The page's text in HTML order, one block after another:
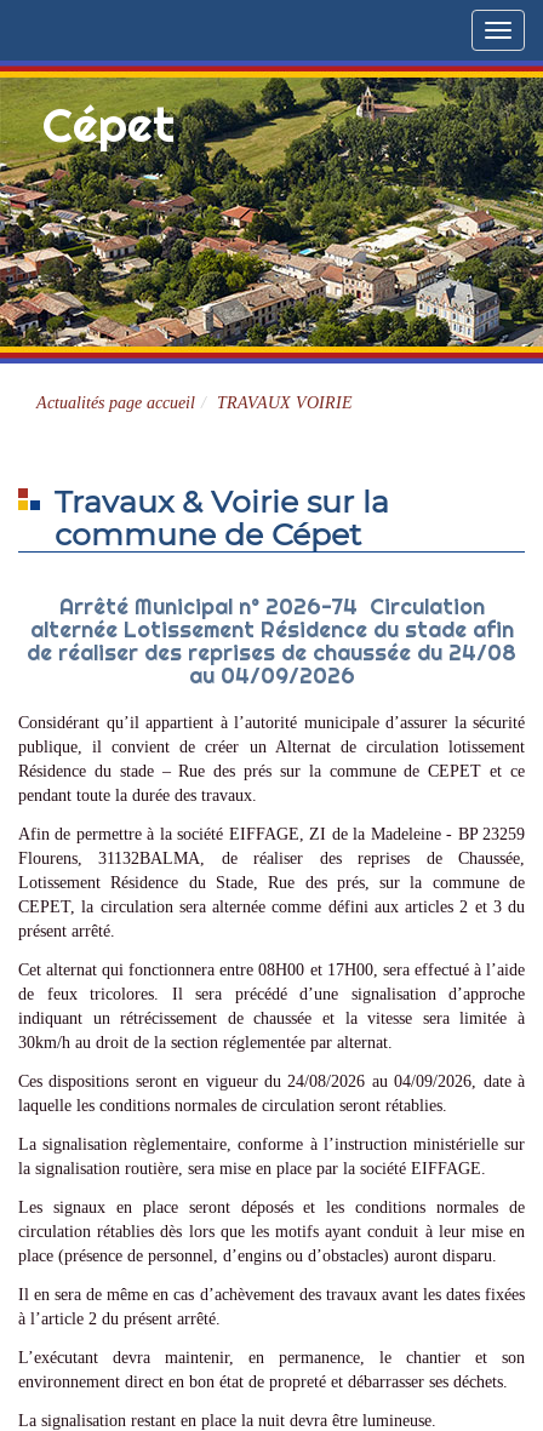
Menu
Cépet
Site officiel
Actualités page accueil TRAVAUX VOIRIE
Travaux & Voirie sur la
commune de Cépet
Arrêté Municipal n° 2026-74 Circulation
alternée Lotissement Résidence du stade afin
de réaliser des reprises de chaussée du 24/08
au 04/09/2026
Considérant qu’il appartient à l’autorité municipale d’assurer la sécurité
publique, il convient de créer un Alternat de circulation lotissement
Résidence du stade – Rue des prés sur la commune de CEPET et ce
pendant toute la durée des travaux.
Afin de permettre à la société EIFFAGE, ZI de la Madeleine - BP 23259
Flourens, 31132BALMA, de réaliser des reprises de Chaussée,
Lotissement Résidence du Stade, Rue des prés, sur la commune de
CEPET, la circulation sera alternée comme défini aux articles 2 et 3 du
présent arrêté.
Cet alternat qui fonctionnera entre 08H00 et 17H00, sera effectué à l’aide
de feux tricolores. Il sera précédé d’une signalisation d’approche
indiquant un rétrécissement de chaussée et la vitesse sera limitée à
30km/h au droit de la section réglementée par alternat.
Ces dispositions seront en vigueur du 24/08/2026 au 04/09/2026, date à
laquelle les conditions normales de circulation seront rétablies.
La signalisation règlementaire, conforme à l’instruction ministérielle sur
la signalisation routière, sera mise en place par la société EIFFAGE.
Les signaux en place seront déposés et les conditions normales de
circulation rétablies dès lors que les motifs ayant conduit à leur mise en
place (présence de personnel, d’engins ou d’obstacles) auront disparu.
Il en sera de même en cas d’achèvement des travaux avant les dates fixées
à l’article 2 du présent arrêté.
L’exécutant devra maintenir, en permanence, le chantier et son
environnement direct en bon état de propreté et débarrasser ses déchets.
La signalisation restant en place la nuit devra être lumineuse.